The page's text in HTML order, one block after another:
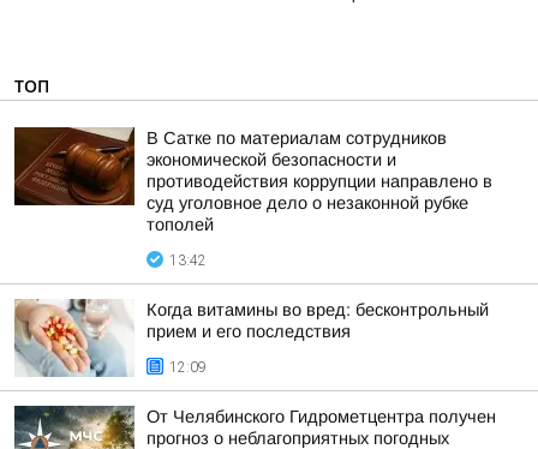
ТОП
В Сатке по материалам сотрудников
экономической безопасности и
противодействия коррупции направлено в
суд уголовное дело о незаконной рубке
тополей
13:42
Когда витамины во вред: бесконтрольный
прием и его последствия
12:09
От Челябинского Гидрометцентра получен
прогноз о неблагоприятных погодных